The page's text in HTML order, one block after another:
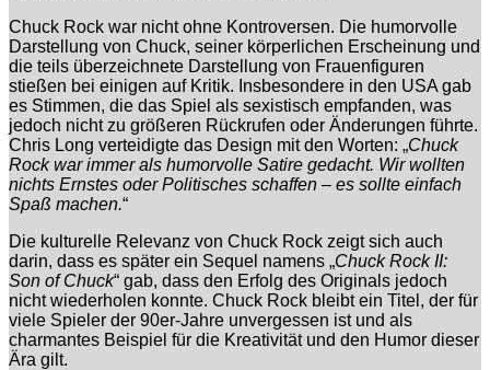
Chuck Rock war nicht ohne Kontroversen. Die humorvolle
Darstellung von Chuck, seiner körperlichen Erscheinung und
die teils überzeichnete Darstellung von Frauenfiguren
stießen bei einigen auf Kritik. Insbesondere in den USA gab
es Stimmen, die das Spiel als sexistisch empfanden, was
jedoch nicht zu größeren Rückrufen oder Änderungen führte.
Chris Long verteidigte das Design mit den Worten: „Chuck
Rock war immer als humorvolle Satire gedacht. Wir wollten
nichts Ernstes oder Politisches schaffen – es sollte einfach
Spaß machen.“
Die kulturelle Relevanz von Chuck Rock zeigt sich auch
darin, dass es später ein Sequel namens „Chuck Rock II:
Son of Chuck“ gab, dass den Erfolg des Originals jedoch
nicht wiederholen konnte. Chuck Rock bleibt ein Titel, der für
viele Spieler der 90er-Jahre unvergessen ist und als
charmantes Beispiel für die Kreativität und den Humor dieser
Ära gilt.